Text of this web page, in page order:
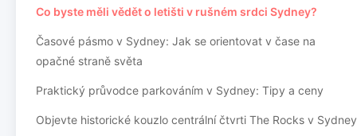
Co byste měli vědět o letišti v rušném srdci Sydney?
Časové pásmo v Sydney: Jak se orientovat v čase na
opačné straně světa
Praktický průvodce parkováním v Sydney: Tipy a ceny
Objevte historické kouzlo centrální čtvrti The Rocks v Sydney